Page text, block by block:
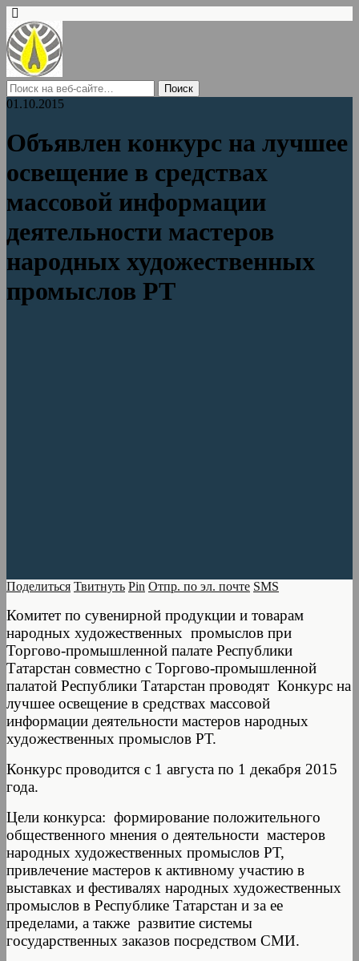
01.10.2015
Объявлен конкурс на лучшее
освещение в средствах
массовой информации
деятельности мастеров
народных художественных
промыслов РТ
Поделиться Твитнуть Pin Отпр. по эл. почте SMS
Комитет по сувенирной продукции и товарам
народных художественных промыслов при
Торгово-промышленной палате Республики
Татарстан совместно с Торгово-промышленной
палатой Республики Татарстан проводят Конкурс на
лучшее освещение в средствах массовой
информации деятельности мастеров народных
художественных промыслов РТ.
Конкурс проводится с 1 августа по 1 декабря 2015
года.
Цели конкурса: формирование положительного
общественного мнения о деятельности мастеров
народных художественных промыслов РТ,
привлечение мастеров к активному участию в
выставках и фестивалях народных художественных
промыслов в Республике Татарстан и за ее
пределами, а также развитие системы
государственных заказов посредством СМИ.